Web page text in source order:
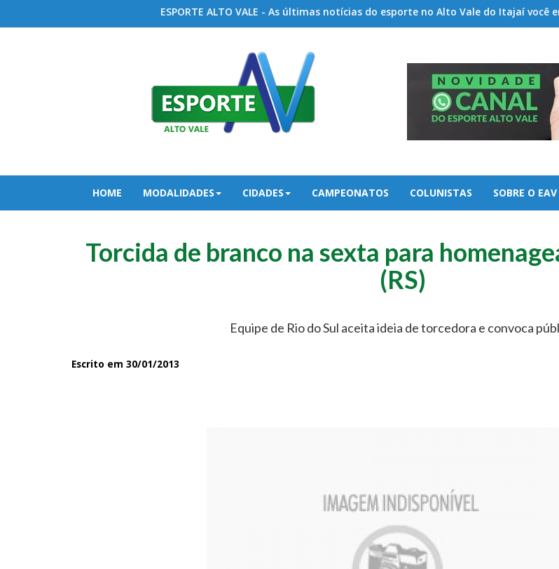
ESPORTE ALTO VALE - As últimas notícias do esporte no Alto Vale do Itajaí você
HOME MODALIDADES CIDADES CAMPEONATOS COLUNISTAS SOBRE O EAV
Torcida de branco na sexta para
(RS)
Equipe de Rio do Sul aceita ideia de torcedora e convoca
Escrito em 30/01/2013